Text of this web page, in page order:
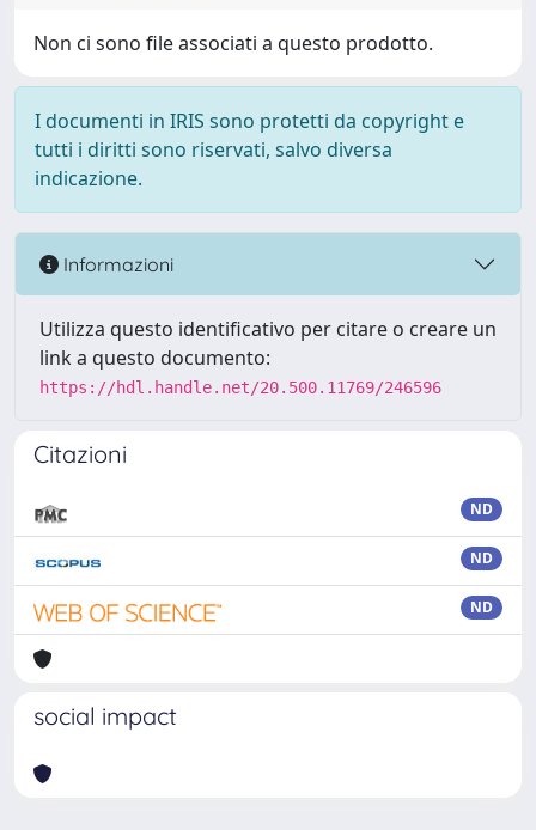
Non ci sono file associati a questo prodotto.
I documenti in IRIS sono protetti da copyright e
tutti i diritti sono riservati, salvo diversa
indicazione.
Informazioni
Utilizza questo identificativo per citare o creare un
link a questo documento:
https://hdl.handle.net/20.500.11769/246596
Citazioni
ND
ND
ND
social impact